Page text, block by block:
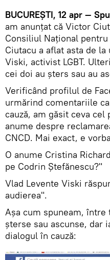
BUCUREȘTI, 12 apr —
am anunțat că Victor
Consiliul Național
Ciutacu a aflat asta de
Viski, activist LGBT.
cei doi au șters sau au
Verificând profilul de
urmărind comentariile
cauză, am găsit ceva
anume despre
CNCD. Mai exact, e
O anume Cristina
pe Codrin Ștefănescu?"
Vlad Levente Viski
audierea".
Așa cum spuneam,
șterse sau ascunse, dar
dialogul în cauză: